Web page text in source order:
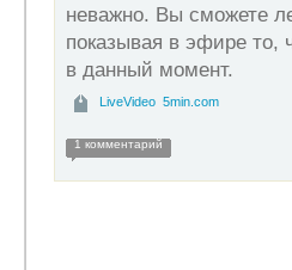
неважно. Вы сможете
показывая в эфире то,
в данный момент.
LiveVideo 5min.com
1 комментарий